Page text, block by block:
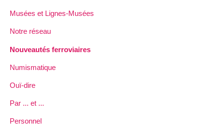
Musées et Lignes-Musées
Notre réseau
Nouveautés ferroviaires
Numismatique
Ouï-dire
Par ... et ...
Personnel